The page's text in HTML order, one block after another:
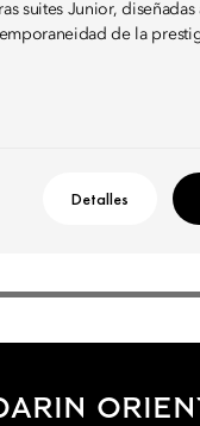
suites Junior, diseñadas
de la
Detalles